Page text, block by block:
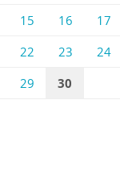
15 16 17
22 23 24
29 30